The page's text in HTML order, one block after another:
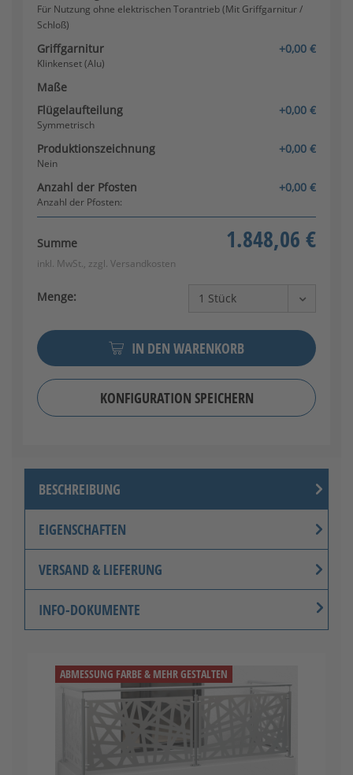
Für Nutzung ohne elektrischen Torantrieb (Mit Griffgarnitur /
Schloß)
Griffgarnitur +0,00 €
Klinkenset (Alu)
Maße
Flügelaufteilung
+0,00 €
Symmetrisch
Produktionszeichnung +0,00 €
Nein
Anzahl der Pfosten +0,00 €
Anzahl der Pfosten:
Summe 1.848,06 €
inkl. MwSt., zzgl. Versandkosten
Menge:
IN DEN WARENKORB
KONFIGURATION SPEICHERN
BESCHREIBUNG
EIGENSCHAFTEN
VERSAND & LIEFERUNG
INFO-DOKUMENTE
ABMESSUNG FARBE & MEHR GESTALTEN